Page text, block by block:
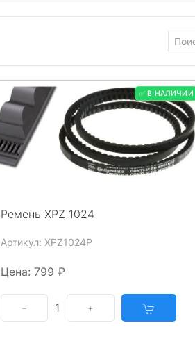
✅ В НАЛИЧИИ
Ремень XPZ 1024
Артикул: XPZ1024P
Цена: 799 ₽
1